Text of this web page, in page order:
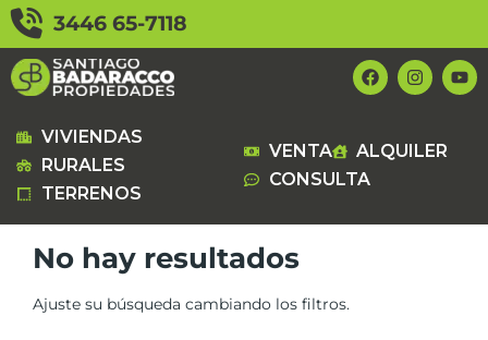
contenido
3446 65-7118
F
a
c
o
k
I
n
s
g
Y
o
u
VIVIENDAS
RURALES
TERRENOS
VENTA
ALQUILER
CONSULTA
No hay resultados
Ajuste su búsqueda cambiando los filtros.